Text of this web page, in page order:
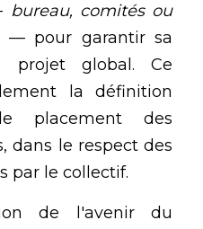
bureau, comités ou
— pour garantir sa
projet global. Ce
la définition
placement des
dans le respect des
par le collectif.
de l'avenir du